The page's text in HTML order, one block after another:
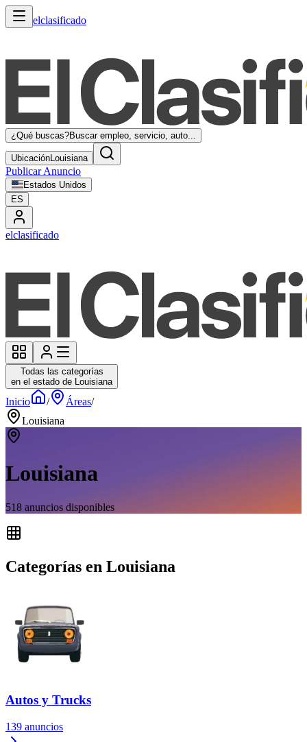
elclasificado
¿Qué buscas?Buscar empleo, servicio, auto...
UbicaciónLouisiana
Publicar Anuncio
Estados Unidos
ES
elclasificado
Todas las categorías
en el estado de Louisiana
Inicio / Áreas/
Louisiana
Louisiana
518 anuncios disponibles
Categorías en Louisiana
Autos y Trucks
139 anuncios